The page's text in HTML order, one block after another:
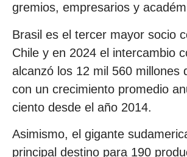
gremios, empresarios y
Brasil es el tercer mayor socio
Chile y en 2024 el intercambio
alcanzó los 12 mil 560 millones
con un crecimiento promedio
ciento desde el año 2014.
Asimismo, el gigante
principal destino para 190